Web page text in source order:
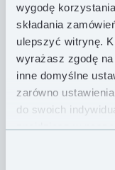
wygodę
składania
ulepszyć witrynę.
wyrażasz zgodę
inne domyślne
zarówno
do swoich
znajdziesz w
Ultralekka i
idealna kurtka
także w roli
wczesnej wiosny
spędzanych w
w połączeniu z
Airtastic™
niskiej masy 50 g!
Windy Wendy to